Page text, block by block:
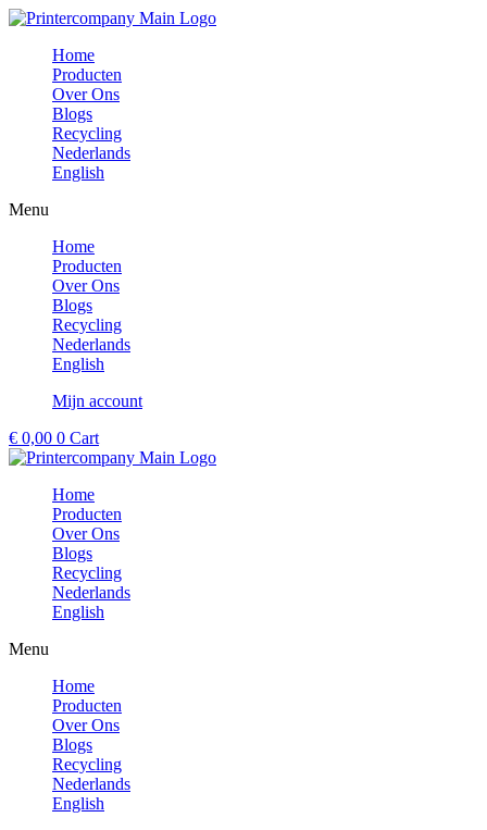
Ga
inhoud
Home
Producten
Over Ons
Blogs
Recycling
Nederlands
English
Menu
Home
Producten
Over Ons
Blogs
Recycling
Nederlands
English
Mijn account
€ 0,00 0 Cart
Home
Producten
Over Ons
Blogs
Recycling
Nederlands
English
Menu
Home
Producten
Over Ons
Blogs
Recycling
Nederlands
English